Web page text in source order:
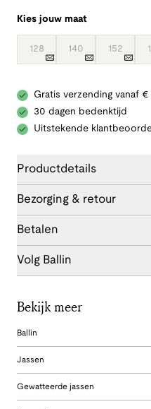
Kies jouw maat
128 140 152
Gratis verzending vanaf €
30 dagen bedenktijd
Uitstekende
Productdetails
Bezorging & retour
Betalen
Volg Ballin
Bekijk meer
Ballin
Jassen
Gewatteerde jassen